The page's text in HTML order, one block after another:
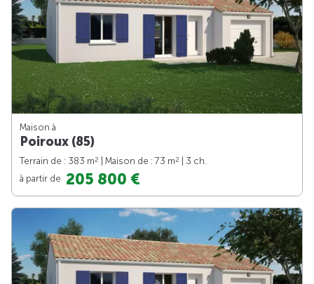
Maison à
Poiroux (85)
Terrain de : 383 m2 | Maison de : 73 m2
| 3 ch.
à partir de 205 800 €